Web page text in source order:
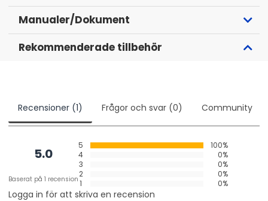
Manualer/Dokument
Rekommenderade tillbehör
Recensioner (1) Frågor och svar (0) Community
5.0
Baserat på 1 recension
5
100%
4
0%
3
0%
2
0%
1
0%
Logga in för att skriva en recension